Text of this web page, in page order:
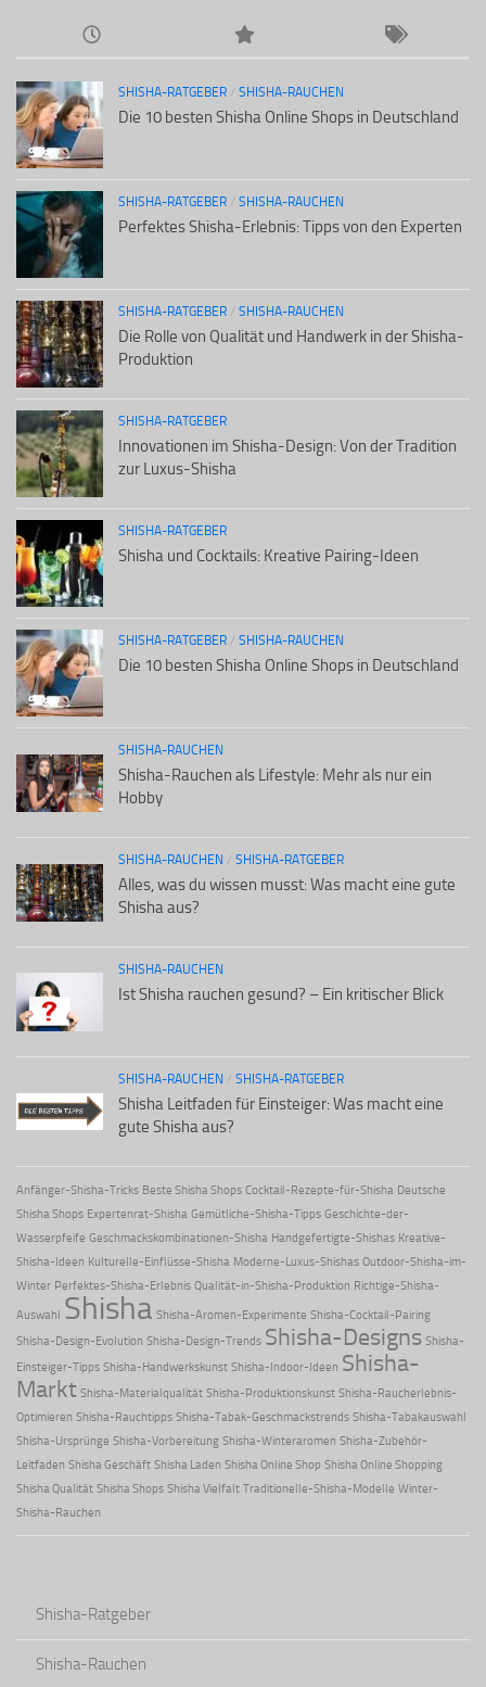
SHISHA-RATGEBER / SHISHA-RAUCHEN
Die 10 besten Shisha Online Shops in Deutschland
SHISHA-RATGEBER / SHISHA-RAUCHEN
Perfektes Shisha-Erlebnis: Tipps von den Experten
SHISHA-RATGEBER / SHISHA-RAUCHEN
Die Rolle von Qualität und Handwerk in der Shisha-
Produktion
SHISHA-RATGEBER
Innovationen im Shisha-Design: Von der Tradition
zur Luxus-Shisha
SHISHA-RATGEBER
Shisha und Cocktails: Kreative Pairing-Ideen
SHISHA-RATGEBER / SHISHA-RAUCHEN
Die 10 besten Shisha Online Shops in Deutschland
SHISHA-RAUCHEN
Shisha-Rauchen als Lifestyle: Mehr als nur ein
Hobby
SHISHA-RAUCHEN / SHISHA-RATGEBER
Alles, was du wissen musst: Was macht eine gute
Shisha aus?
SHISHA-RAUCHEN
Ist Shisha rauchen gesund? – Ein kritischer Blick
SHISHA-RAUCHEN / SHISHA-RATGEBER
Shisha Leitfaden für Einsteiger: Was macht eine
gute Shisha aus?
Anfänger-Shisha-Tricks Beste Shisha Shops Cocktail-Rezepte-für-Shisha Deutsche
Shisha Shops Expertenrat-Shisha Gemütliche-Shisha-Tipps Geschichte-der-
Wasserpfeife Geschmackskombinationen-Shisha Handgefertigte-Shishas Kreative-
Shisha-Ideen Kulturelle-Einflüsse-Shisha Moderne-Luxus-Shishas Outdoor-Shisha-im-
Winter Perfektes-Shisha-Erlebnis Qualität-in-Shisha-Produktion Richtige-Shisha-
Auswahl Shisha Shisha-Aromen-Experimente Shisha-Cocktail-Pairing
Shisha-Design-Evolution Shisha-Design-Trends Shisha-Designs Shisha-
Einsteiger-Tipps Shisha-Handwerkskunst Shisha-Indoor-Ideen Shisha-
Markt Shisha-Materialqualität Shisha-Produktionskunst Shisha-Raucherlebnis-
Optimieren Shisha-Rauchtipps Shisha-Tabak-Geschmackstrends Shisha-Tabakauswahl
Shisha-Ursprünge Shisha-Vorbereitung Shisha-Winteraromen Shisha-Zubehör-
Leitfaden Shisha Geschäft Shisha Laden Shisha Online Shop Shisha Online Shopping
Shisha Qualität Shisha Shops Shisha Vielfalt Traditionelle-Shisha-Modelle Winter-
Shisha-Rauchen
Shisha-Ratgeber
Shisha-Rauchen